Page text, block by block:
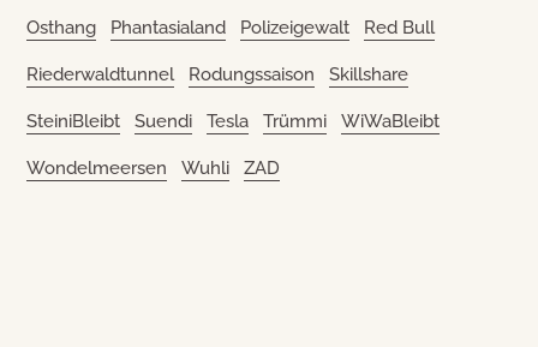
Osthang Phantasialand Polizeigewalt Red Bull
Riederwaldtunnel Rodungssaison Skillshare
SteiniBleibt Suendi Tesla Trümmi WiWaBleibt
Wondelmeersen Wuhli ZAD